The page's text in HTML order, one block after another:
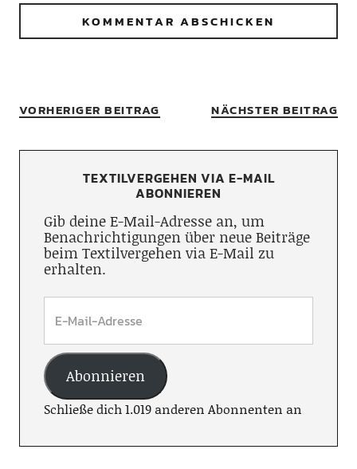
VORHERIGER BEITRAG NÄCHSTER BEITRAG
TEXTILVERGEHEN VIA E-MAIL
ABONNIEREN
Gib deine E-Mail-Adresse an, um
Benachrichtigungen über neue Beiträge
beim Textilvergehen via E-Mail zu
erhalten.
Abonnieren
Schließe dich 1.019 anderen Abonnenten an